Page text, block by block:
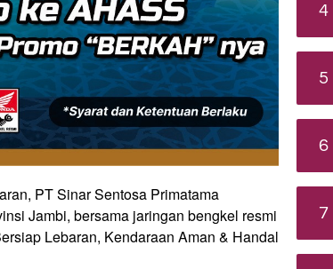
PT Sinar Sentosa Primatama
Jambi, bersama jaringan bengkel resmi
Lebaran, Kendaraan Aman & Handal
4
5
6
7